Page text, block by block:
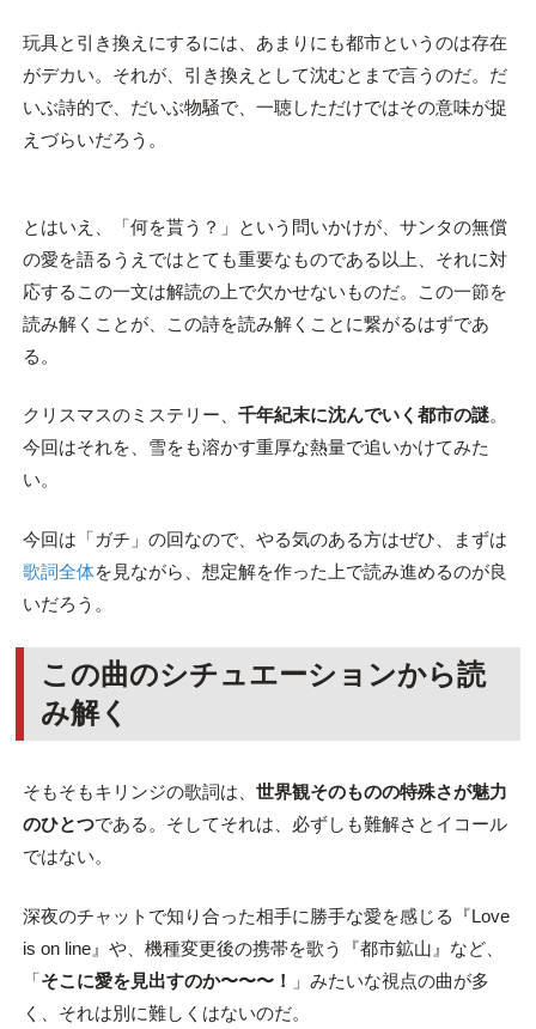
玩具と引き換えにするには、あまりにも都市というのは存在
がデカい。それが、引き換えとして沈むとまで言うのだ。だ
いぶ詩的で、だいぶ物騒で、一聴しただけではその意味が捉
えづらいだろう。
とはいえ、「何を貰う？」という問いかけが、サンタの無償
の愛を語るうえではとても重要なものである以上、それに対
応するこの一文は解読の上で欠かせないものだ。この一節を
読み解くことが、この詩を読み解くことに繋がるはずであ
る。
クリスマスのミステリー、 千年紀末に沈んでいく都市の謎。
今回はそれを、雪をも溶かす重厚な熱量で追いかけてみた
い。
今回は「ガチ」の回なので、やる気のある方はぜひ、まずは
歌詞全体を見ながら、想定解を作った上で読み進めるのが良
いだろう。
この曲のシチュエーションから読
み解く
そもそもキリンジの歌詞は、 世界観そのものの特殊さが魅力
のひとつである。そしてそれは、必ずしも難解さとイコール
ではない。
深夜のチャットで知り合った相手に勝手な愛を感じる『Love
is on line』や、機種変更後の携帯を歌う『都市鉱山』など、
「そこに愛を見出すのか〜〜〜！
」みたいな視点の曲が多
く、それは別に難しくはないのだ。